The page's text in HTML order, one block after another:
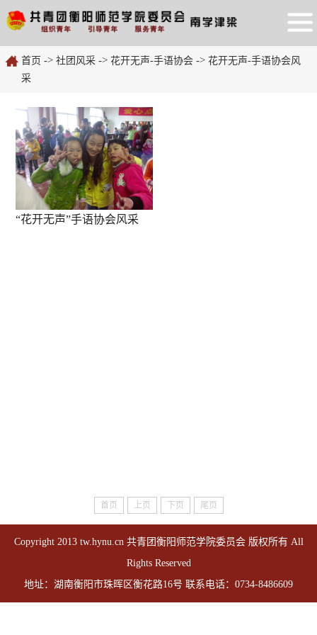
首页 -> 社团风采 -> 花开无声-手语协会 -> 花开无声-手语协会风
采
“花开无声”手语协会风采
首页 上页 下页 尾页
Copyright 2013 tw.hynu.cn 共青团衡阳师范学院委员会 版权所有 All
Rights Reserved
地址：湖南衡阳市珠晖区衡花路16号 联系电话：0734-8486609